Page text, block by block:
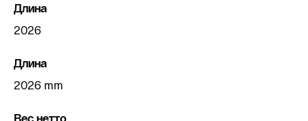
Длина
2026
Длина
2026 mm
Вес нетто